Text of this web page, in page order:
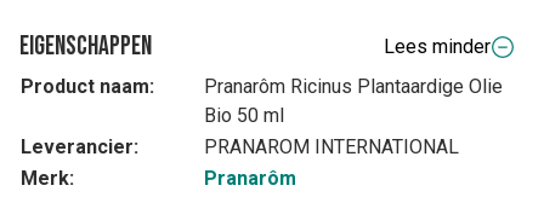
Eigenschappen
Lees minder
Product naam:
Pranarôm Ricinus Plantaardige Olie
Bio 50 ml
Leverancier:
PRANAROM INTERNATIONAL
Merk:
Pranarôm